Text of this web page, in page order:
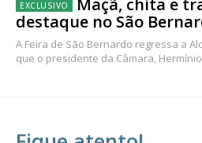
Maçã, chita e
destaque no São
A Feira de São Bernardo regressa a
que o presidente da Câmara,